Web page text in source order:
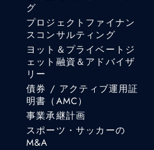
グ
プロジェクトファイナン
スコンサルティング
ヨット＆プライベートジ
ェット融資＆アドバイザ
リー
債券 / アクティブ運用証
明書（AMC）
事業承継計画
スポーツ・サッカーの
M&A